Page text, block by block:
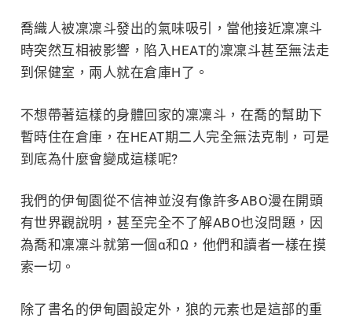
喬織人被凜凜斗發出的氣味吸引，當他接近凜凜斗
時突然互相被影響，陷入HEAT的凜凜斗甚至無法走
到保健室，兩人就在倉庫H了。
不想帶著這樣的身體回家的凜凜斗，在喬的幫助下
暫時住在倉庫，在HEAT期二人完全無法克制，可是
到底為什麼會變成這樣呢?
我們的伊甸園從不信神並沒有像許多ABO漫在開頭
有世界觀說明，甚至完全不了解ABO也沒問題，因
為喬和凜凜斗就第一個α和Ω，他們和讀者一樣在摸
索一切。
除了書名的伊甸園設定外，狼的元素也是這部的重